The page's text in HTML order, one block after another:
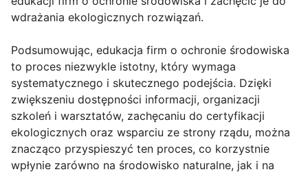
wdrażania ekologicznych rozwiązań.
Podsumowując, edukacja firm o ochronie środowiska
to proces niezwykle istotny, który wymaga
systematycznego i skutecznego podejścia. Dzięki
zwiększeniu dostępności informacji, organizacji
szkoleń i warsztatów, zachęcaniu do certyfikacji
ekologicznych oraz wsparciu ze strony rządu, można
znacząco przyspieszyć ten proces, co korzystnie
wpłynie zarówno na środowisko naturalne, jak i na